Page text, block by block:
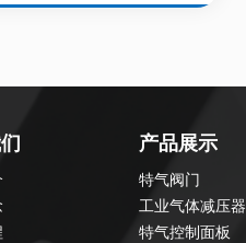
产品展示
特气阀门
工业气体减压器
特气控制面板